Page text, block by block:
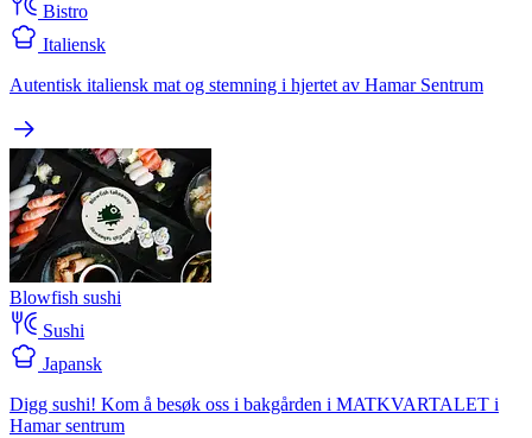
Bistro
Italiensk
Autentisk italiensk mat og stemning i hjertet av Hamar Sentrum
Blowfish sushi
Sushi
Japansk
Digg sushi! Kom å besøk oss i bakgården i MATKVARTALET i
Hamar sentrum